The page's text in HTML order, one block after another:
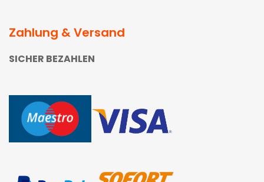
Zahlung & Versand
SICHER BEZAHLEN